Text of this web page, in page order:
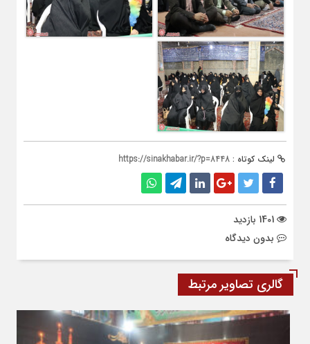
لینک کوتاه : https://sinakhabar.ir/?p=8448
بدون دیدگاه
گالری تصاویر مرتبط